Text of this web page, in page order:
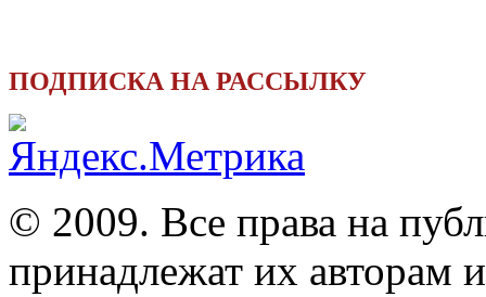
ПОДПИСКА НА РАССЫЛКУ
© 2009. Все права на
принадлежат их авторам